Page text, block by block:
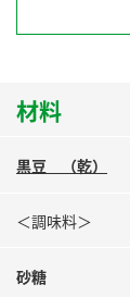
鍋奉行マニ
お問い合わせ
ミツカ
材料
黒豆 （乾）
＜調味料＞
砂糖